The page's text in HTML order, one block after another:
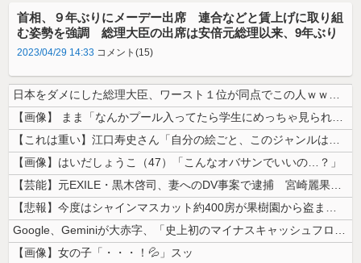
首相、９年ぶりにメーデー出席 連合などと賃上げに取り組
む姿勢を強調 総理大臣の出席は安倍元総理以来、9年ぶり
2023/04/29 14:33 コメント(15)
日本をダメにした総理大臣、ワースト１位が同点でこの人ｗｗｗｗｗｗ
【画像】 まま「なんかプール入ってたら学生にめっちゃ見られたw」
【これは重い】江口寿史さん「自分の絵ごと、このジャンルはそろそろ終わり...
【画像】はいだしょうこ（47）「こんなオバサンでいいの…？」
【芸能】元EXILE・黒木啓司、妻へのDV事案で逮捕 宮崎麗果被告は全...
【悲報】今度はシャインマスカット約400房が果樹園から盗まれる 参議院...
Google、Geminiが大赤字、「史上初のマイナスキャッシュフロー...
【画像】女の子「・・・！💦」スッ